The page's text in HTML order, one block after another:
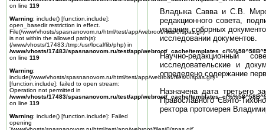
Владыка Савва и С.В.
редакционного совета,
издания соборных
исследовании документов.
Научно-редакционный
исследовательские и
определено содержание
Назначена дата третьего
Православного Свято-
ректора протоиерея
on line 119
Warning: include() [function.include]:
open_basedir restriction in effect.
File(/www/vhosts/spasnanovom.ru/html/test/app/webroot/files/0/spas.gif)
is not within the allowed path(s):
(/www/vhosts/17483:/tmp:/usr/local/lib/php) in
/www/vhosts/17483/spasnanovom.ru/test/app/webroot/_cache/templates_c/
on line 119
Warning:
include(/www/vhosts/spasnanovom.ru/html/test/app/webroot/files/0/spas.gif)
[function.include]: failed to open stream:
Operation not permitted in
/www/vhosts/17483/spasnanovom.ru/test/app/webroot/_cache/templates_c/
on line 119
Warning: include() [function.include]: Failed
opening